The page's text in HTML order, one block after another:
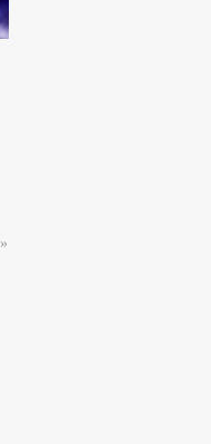
»